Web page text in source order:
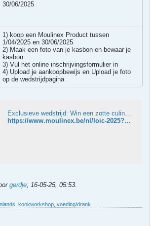
30/06/2025
1) koop een Moulinex Product tussen
1/04/2025 en 30/06/2025
2) Maak een foto van je kasbon en bewaar je
kasbon
3) Vul het online inschrijvingsformulier in
4) Upload je aankoopbewijs en Upload je foto
op de wedstrijdpagina
Exclusieve wedstrijd: Win een zotte culinaire workshop met Loic Van Impe!
https://www.moulinex.be/nl/loic-2025?pcfo=contest-loic-2025
gerdje; 16-05-25, 05:53.
kookworkshop voeding/drank